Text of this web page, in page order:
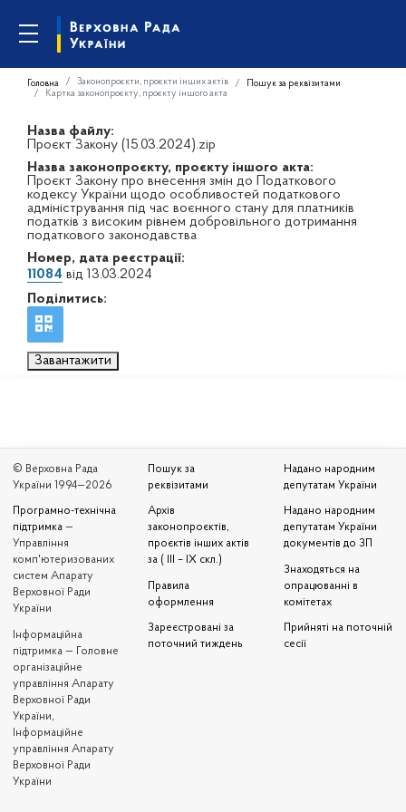
Головна Законопроєкти, проєкти інших актів
Пошук за реквізитами
Картка законопроєкту, проєкту іншого акта
Назва файлу:
Проєкт Закону (15.03.2024).zip
Назва законопроєкту, проєкту іншого акта:
Проєкт Закону про внесення змін до Податкового
кодексу України щодо особливостей податкового
адміністрування під час воєнного стану для платників
податків з високим рівнем добровільного дотримання
податкового законодавства
Номер, дата реєстрації:
11084 від 13.03.2024
Поділитись:
Завантажити
© Верховна Рада
України 1994—2026
Програмно-технічна
підтримка —
Управління
комп'ютеризованих
систем Апарату
Верховної Ради
України
Iнформаційна
підтримка — Головне
організаційне
управління Апарату
Верховної Ради
України,
Інформаційне
управління Апарату
Верховної Ради
України
Пошук за
реквізитами
Архів
законопроєктів,
проєктів інших актів
за ( III – IX скл.)
Правила
оформлення
Зареєстровані за
поточний тиждень
Надано народним
депутатам України
Надано народним
депутатам України
документів до ЗП
Знаходяться на
опрацюванні в
комітетах
Прийняті на поточній
сесії